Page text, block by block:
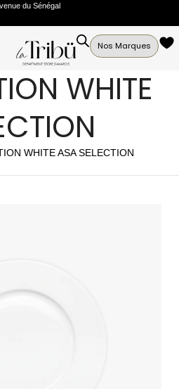
du Sénégal
Nos Marques
WHITE
WHITE ASA SELECTION